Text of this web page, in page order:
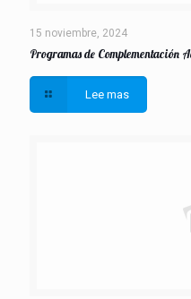
15 noviembre, 2024
Programas de Complementación
Lee mas